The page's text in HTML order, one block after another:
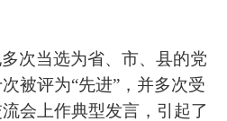
次当选为省、市、县的党
被评为“先进”，并多次受
会上作典型发言，引起了